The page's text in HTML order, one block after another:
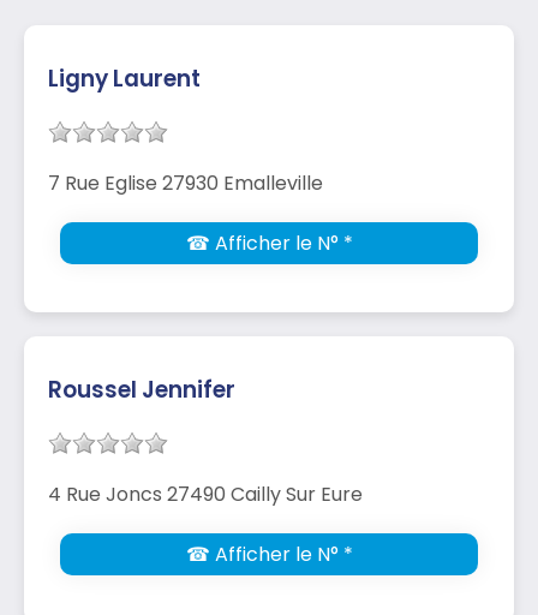
Ligny Laurent
7 Rue Eglise 27930 Emalleville
☎ Afficher le N° *
Roussel Jennifer
4 Rue Joncs 27490 Cailly Sur Eure
☎ Afficher le N° *